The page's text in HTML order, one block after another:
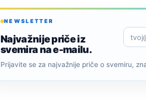
NEWSLETTER
Najvažnije priče iz
svemira na e-mailu.
Prijavite se za najvažnije priče o svemiru,